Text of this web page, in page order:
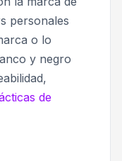
personales
o lo
y negro
de